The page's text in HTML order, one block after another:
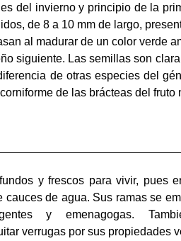
del invierno y principio de la
de 8 a 10 mm de largo,
al madurar de un color verde
siguiente. Las semillas son
de otras especies del
de las brácteas del fruto
y frescos para vivir, pues
cauces de agua. Sus ramas se
y emenagogas.
verrugas por sus propiedades